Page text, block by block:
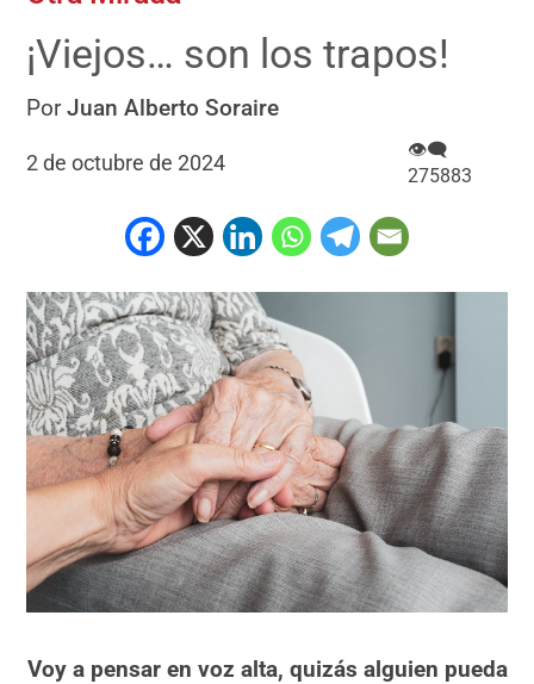
¡Viejos… son los trapos!
PorJuan Alberto Soraire
2 de octubre de 2024
👁‍🗨
275883
Voy a pensar en voz alta, quizás alguien pueda